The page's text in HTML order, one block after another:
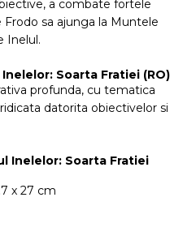
a combate fortele
sa ajunga la Muntele
Inelul.
Soarta Fratiei (RO)
profunda, cu tematica
datorita obiectivelor si
Inelelor: Soarta Fratiei
x 27 cm